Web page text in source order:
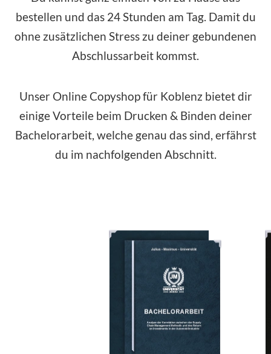
bestellen und das 24 Stunden am Tag. Damit du
ohne zusätzlichen Stress zu deiner gebundenen
Abschlussarbeit kommst.
Unser Online Copyshop für Koblenz bietet dir
einige Vorteile beim Drucken & Binden deiner
Bachelorarbeit, welche genau das sind, erfährst
du im nachfolgenden Abschnitt.